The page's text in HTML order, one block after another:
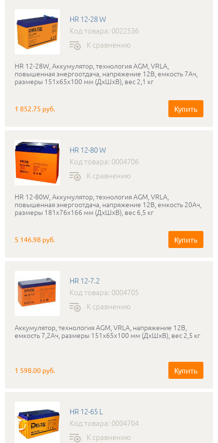
HR 12-28 W
Код товара: 0022536
К сравнению
HR 12-28W, Аккумулятор, технология AGM, VRLA,
повышенная энергоотдача, напряжение 12В, емкость 7Ач,
размеры 151x65x100 мм (ДхШхВ), вес 2,1 кг
1 852.75 руб. Купить
HR 12-80 W
Код товара: 0004706
К сравнению
HR 12-80W, Аккумулятор, технология AGM, VRLA,
повышенная энергоотдача, напряжение 12В, емкость 20Ач,
размеры 181x76x166 мм (ДхШхВ), вес 6,5 кг
5 146.98 руб. Купить
HR 12-7.2
Код товара: 0004705
К сравнению
Аккумулятор, технология AGM, VRLA, напряжение 12В,
емкость 7,2Ач, размеры 151x65x100 мм (ДхШхВ), вес 2,5 кг
1 598.00 руб. Купить
HR 12-65 L
Код товара: 0004704
К сравнению